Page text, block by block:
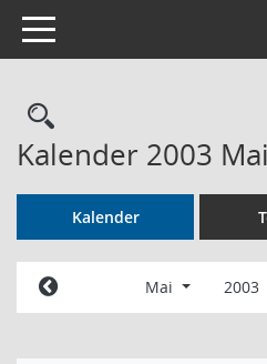
Toggle navigation
Rechercheauswahl
Kalender 2003 Mai
Kalender
Mai 2003